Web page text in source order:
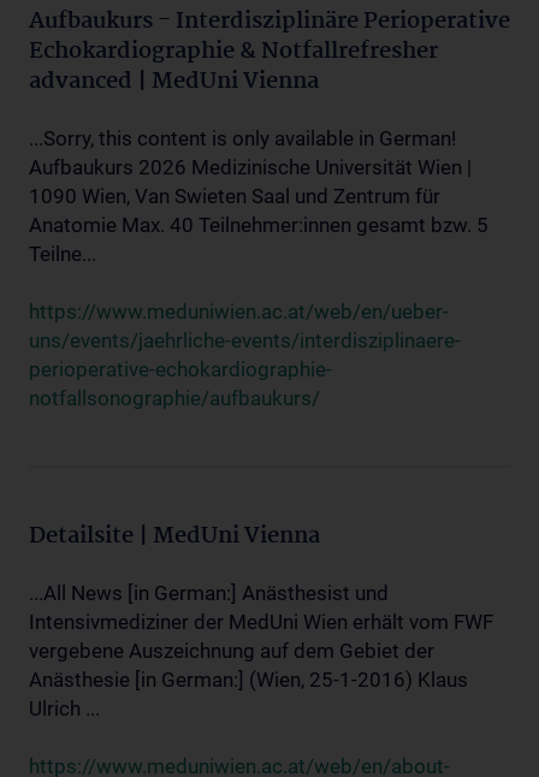
Aufbaukurs - Interdisziplinäre Perioperative
Echokardiographie & Notfallrefresher
advanced | MedUni Vienna
...Sorry, this content is only available in German!
Aufbaukurs 2026 Medizinische Universität Wien |
1090 Wien, Van Swieten Saal und Zentrum für
Anatomie Max. 40 Teilnehmer:innen gesamt bzw. 5
Teilne...
https://www.meduniwien.ac.at/web/en/ueber-
uns/events/jaehrliche-events/interdisziplinaere-
perioperative-echokardiographie-
notfallsonographie/aufbaukurs/
Detailsite | MedUni Vienna
...All News [in German:] Anästhesist und
Intensivmediziner der MedUni Wien erhält vom FWF
vergebene Auszeichnung auf dem Gebiet der
Anästhesie [in German:] (Wien, 25-1-2016) Klaus
Ulrich ...
https://www.meduniwien.ac.at/web/en/about-